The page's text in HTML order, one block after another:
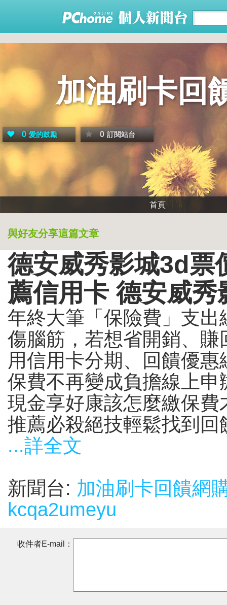
加油刷卡回
0 愛的鼓勵 0 訂閱站台
首頁
與好友分享這篇文章
德安威秀影城3d票
薦信用卡 德安威秀
年終大筆「保險費」支
傷腦筋，若想省開銷、
用信用卡分期、回饋優
保費不再變成負擔線上
現金享好康該怎麼繳保
推薦必殺絕技輕鬆找到回
...詳全文
新聞台: 加油刷卡回饋網
kcqa2umeyu
收件者E-mail：